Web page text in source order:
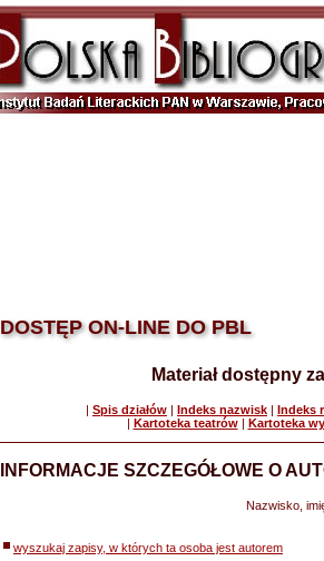
DOSTĘP ON-LINE DO PBL
Materiał dostępny
| Spis działów | Indeks nazwisk | Indeks
| Kartoteka teatrów| Kartoteka
INFORMACJE SZCZEGÓŁOWE O
Nazwisko,
wyszukaj zapisy, w których ta osoba jest autorem